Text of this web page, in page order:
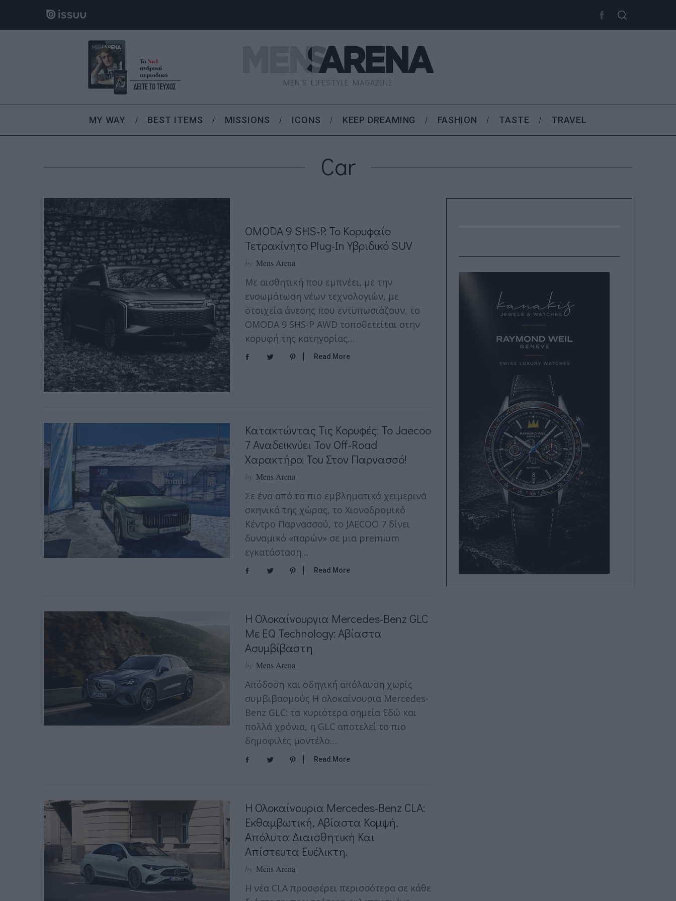
MEN'S LIFESTYLE MAGAZINE
MY WAY BEST ITEMS MISSIONS ICONS KEEP DREAMING FASHION TASTE TRAVEL
Car
OMODA 9 SHS-P: Το Κορυφαίο
Τετρακίνητο Plug-In Υβριδικό SUV
by Mens Arena
Με αισθητική που εμπνέει, με την
ενσωμάτωση νέων τεχνολογιών, με
στοιχεία άνεσης που εντυπωσιάζουν, το
OMODA 9 SHS-P AWD τοποθετείται στην
κορυφή της κατηγορίας…
Read More
Κατακτώντας Τις Κορυφές: Το Jaecoo
7 Αναδεικνύει Τον Off-Road
Χαρακτήρα Του Στον Παρνασσό!
by Mens Arena
Σε ένα από τα πιο εμβληματικά χειμερινά
σκηνικά της χώρας, το Χιονοδρομικό
Κέντρο Παρνασσού, το JAECOO 7 δίνει
δυναμικό «παρών» σε μια premium
εγκατάσταση…
Read More
H Ολοκαίνουργια Mercedes-Benz GLC
Με EQ Technology: Αβίαστα
Ασυμβίβαστη
by Mens Arena
Απόδοση και οδηγική απόλαυση χωρίς
συμβιβασμούς Η ολοκαίνουρια Mercedes-
Benz GLC: τα κυριότερα σημεία Εδώ και
πολλά χρόνια, η GLC αποτελεί το πιο
δημοφιλές μοντέλο…
Read More
H Ολοκαίνουρια Mercedes-Benz CLA:
Εκθαμβωτική, Αβίαστα Κομψή,
Απόλυτα Διαισθητική Και
Απίστευτα Ευέλικτη.
by Mens Arena
Η νέα CLA προσφέρει περισσότερα σε κάθε